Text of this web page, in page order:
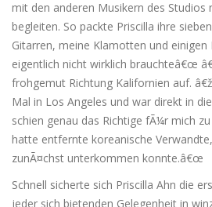
mit den anderen Musikern des Studios
begleiten. So packte Priscilla ihre
Gitarren, meine Klamotten und einigen
eigentlich nicht wirklich brauchteâ€œ
frohgemut Richtung Kalifornien auf.
Mal in Los Angeles und war direkt in
schien genau das Richtige fÃ¼r mich
hatte entfernte koreanische
zunÃ¤chst unterkommen konnte.â€œ
Schnell sicherte sich Priscilla Ahn die
jeder sich bietenden Gelegenheit in